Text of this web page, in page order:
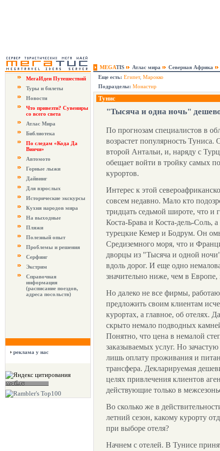
MEGATIS Атлас мира
Северная Африка
МегаИдеи Путешествий
Туры и билеты
Новости
Что привезти? Сувениры
со всего света
Атлас Мира
Библиотека
По следам «Кода Да
Винчи»
Автомото
Горные лыжи
Дайвинг
Для взрослых
Исторические экскурсы
Кухня народов мира
На выходные
Пляжи
Полезный опыт
Проблемы и решения
Серфинг
Экстрим
Справочная
информация
(расписание поездов,
адреса посольств)
реклама у нас
Еще есть: Египет, Марокко
Подразделы: Монастир
Тунис
"Тысяча и одна ночь"
По прогнозам специалистов в
возрастет популярность
второй Антальи, и, наряду с
обещает войти в тройку самых
курортов.
Интерес к этой
совсем недавно. Мало кто
тридцать седьмой широте, что и
Коста-Брава и Коста-дель-Соль,
турецкие Кемер и Бодрум. Он
Средиземного моря, что и
дворцы из "Тысяча и одной
вдоль дорог. И еще одно
значительно ниже, чем в
Но далеко не все фирмы,
предложить своим клиентам
курортах, а главное, об отелях.
скрыто немало подводных
Понятно, что цена в немалой
заказываемых услуг. Но
лишь оплату проживания и
трансфера. Декларируемая
целях привлечения клиентов
действующие только в
Во сколько же в
летний сезон, какому курорту
при выборе отеля?
Начнем с отелей. В Тунисе